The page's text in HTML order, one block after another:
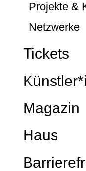
Projekte &
Netzwerke
Tickets
Webshop
brut
Magazin
Haus
Profil